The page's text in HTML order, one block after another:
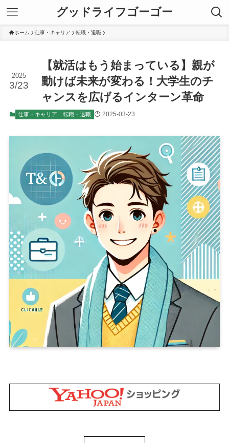
グッドライフゴーゴー
ホーム 仕事・キャリア 転職・退職
【就活はもう始まっている】親が
動けば未来が変わる！大学生のチ
ャンスを広げるインターン革命
2025
3/23
仕事・キャリア 転職・退職 2025-03-23